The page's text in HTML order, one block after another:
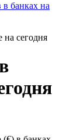
банках на
сегодня